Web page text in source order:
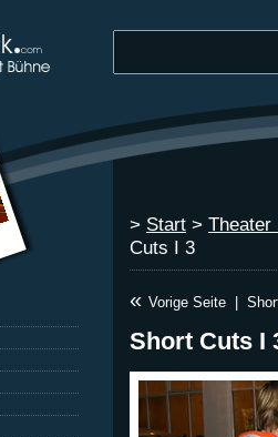
> Start > Theater
Cuts I 3
« Vorige Seite
Short Cuts I